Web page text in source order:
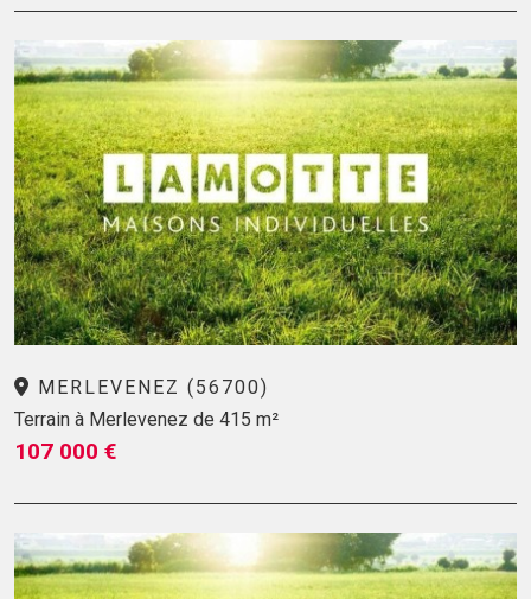
MERLEVENEZ (56700)
Terrain à Merlevenez de 415 m²
107 000 €